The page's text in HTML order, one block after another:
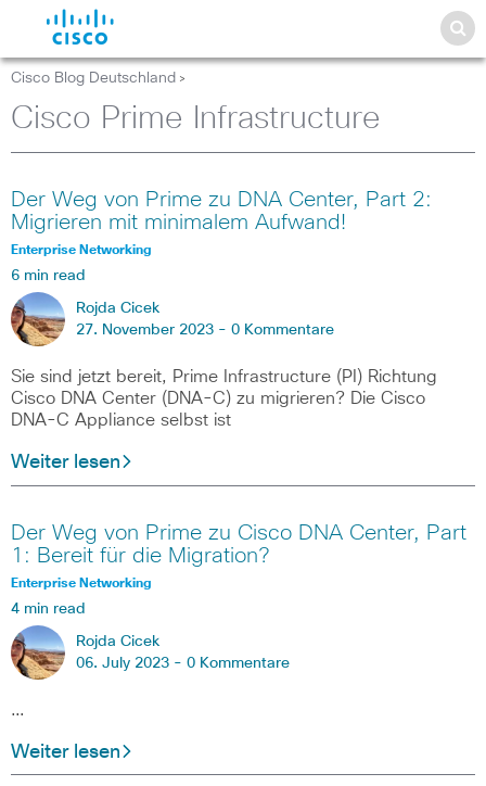
Cisco Blog Deutschland >
Cisco Prime Infrastructure
Der Weg von Prime zu DNA Center, Part 2:
Migrieren mit minimalem Aufwand!
Enterprise Networking
6 min read
Rojda Cicek
27. November 2023 - 0 Kommentare
Sie sind jetzt bereit, Prime Infrastructure (PI) Richtung
Cisco DNA Center (DNA-C) zu migrieren? Die Cisco
DNA-C Appliance selbst ist
Weiter lesen
Der Weg von Prime zu Cisco DNA Center, Part
1: Bereit für die Migration?
Enterprise Networking
4 min read
Rojda Cicek
06. July 2023 - 0 Kommentare
…
Weiter lesen